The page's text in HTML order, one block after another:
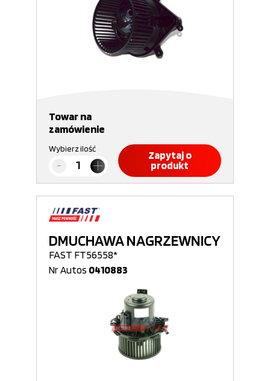
Towar na
zamówienie
Wybierz ilość
Zapytaj o
produkt
DMUCHAWA NAGRZEWNICY
FAST FT56558*
Nr Autos 0410883